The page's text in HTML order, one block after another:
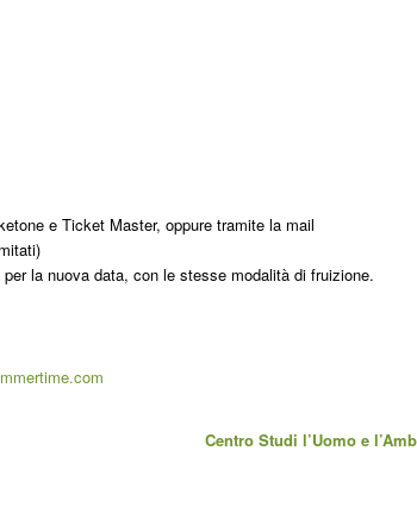
e Ticket Master, oppure tramite la mail
la nuova data, con le stesse modalità di fruizione.
Centro Studi l’Uomo e